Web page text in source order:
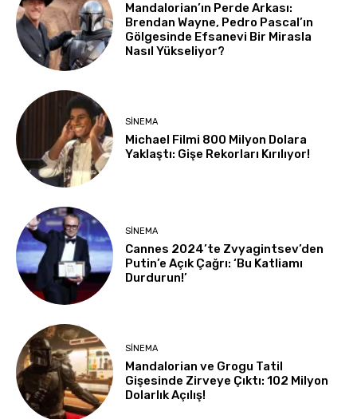
Mandalorian’ın Perde Arkası:
Brendan Wayne, Pedro Pascal’ın
Gölgesinde Efsanevi Bir Mirasla
Nasıl Yükseliyor?
SINEMA
Michael Filmi 800 Milyon Dolara
Yaklaştı: Gişe Rekorları Kırılıyor!
SINEMA
Cannes 2024’te Zvyagintsev’den
Putin’e Açık Çağrı: ‘Bu Katliamı
Durdurun!’
SINEMA
Mandalorian ve Grogu Tatil
Gişesinde Zirveye Çıktı: 102 Milyon
Dolarlık Açılış!